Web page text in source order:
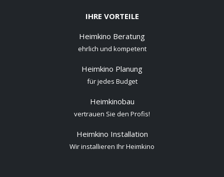
IHRE VORTEILE
Heimkino Beratung
ehrlich und kompetent
Heimkino Planung
für jedes Budget
Heimkinobau
vertrauen Sie den Profis!
Heimkino Installation
Wir installieren Ihr Heimkino